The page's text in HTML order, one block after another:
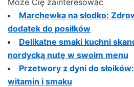
Marchewka na słodko:
dodatek do posiłków
Delikatne smaki kuchni
nordycką nutę w swoim menu
Przetwory z dyni do
witamin i smaku